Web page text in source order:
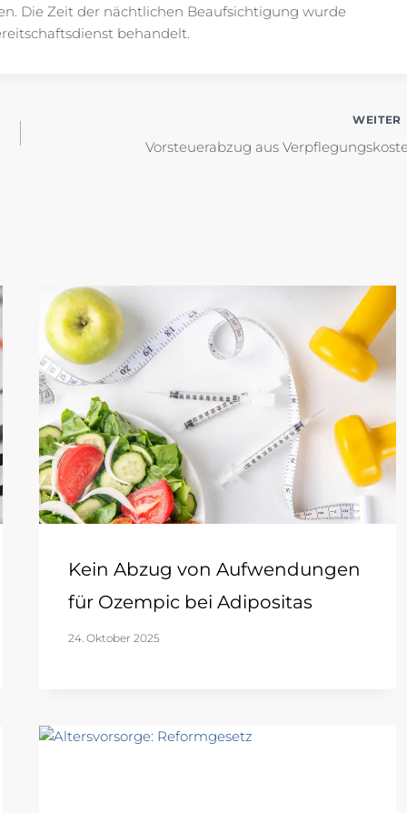
Die Zeit der nächtlichen Beaufsichtigung wurde
behandelt.
WEITER
Vorsteuerabzug aus
Kein Abzug von Aufwendungen
für Ozempic bei Adipositas
24. Oktober 2025